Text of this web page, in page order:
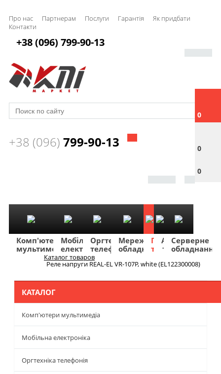
Про нас Партнерам Послуги Гарантія
Як придбати
Контакти
0
0
0
+38 (096) 799-90-13
+38 (096) 799-90-13
Комп'ютери
мультимедіа
Мобільна
електроніка
Оргтехніка
телефонія
Мережеве
обладнання
Побутова
техніка
TV
та
Фото
та
Авто
та
Серверне
обладнання
Каталог товаров
Реле напруги REAL-EL VR-107P, white (EL122300008)
КАТАЛОГ
Комп'ютери мультимедіа
Мобільна електроніка
Оргтехніка телефонія